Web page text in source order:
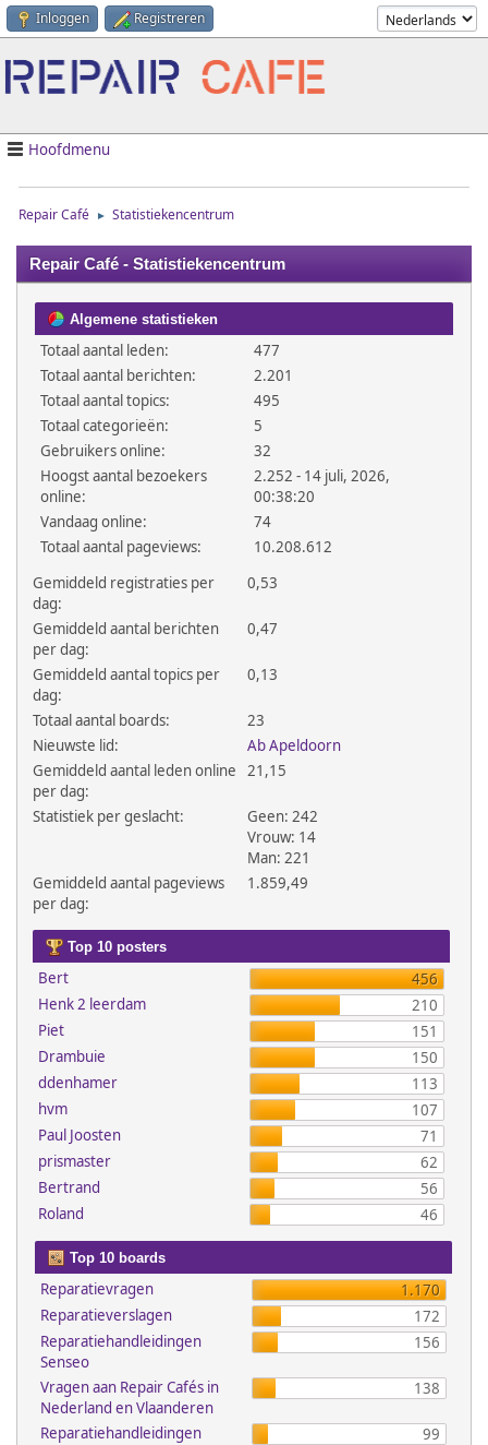
Inloggen Registreren
Hoofdmenu
Repair Café ► Statistiekencentrum
Repair Café - Statistiekencentrum
Algemene statistieken
Totaal aantal leden:
477
Totaal aantal berichten:
2.201
Totaal aantal topics:
495
Totaal categorieën:
5
Gebruikers online:
32
Hoogst aantal bezoekers
online:
2.252 - 14 juli, 2026,
00:38:20
Vandaag online:
74
Totaal aantal pageviews:
10.208.612
Gemiddeld registraties per
dag:
0,53
Gemiddeld aantal berichten
per dag:
0,47
Gemiddeld aantal topics per
dag:
0,13
Totaal aantal boards:
23
Nieuwste lid:
Ab Apeldoorn
Gemiddeld aantal leden online
per dag:
21,15
Statistiek per geslacht:
Geen: 242
Vrouw: 14
Man: 221
Gemiddeld aantal pageviews
per dag:
1.859,49
Top 10 posters
Bert
456
Henk 2 leerdam
210
Piet
151
Drambuie
150
ddenhamer
113
hvm
107
Paul Joosten
71
prismaster
62
Bertrand
56
Roland
46
Top 10 boards
Reparatievragen
1.170
Reparatieverslagen
172
Reparatiehandleidingen
Senseo
156
Vragen aan Repair Cafés in
Nederland en Vlaanderen
138
Reparatiehandleidingen
99